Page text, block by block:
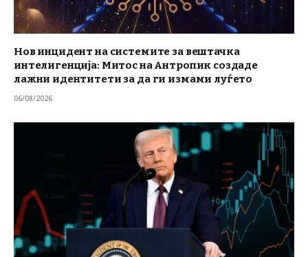
Нов инцидент на системите за вештачка
интелигенција: Митос на Антропик создаде
лажни идентитети за да ги измами луѓето
06/08/2026